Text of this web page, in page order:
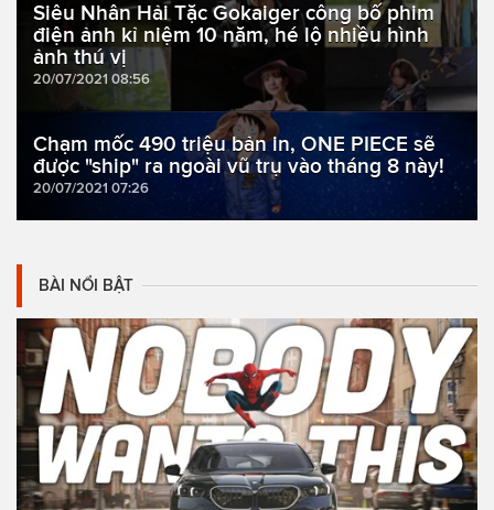
Siêu Nhân Hải Tặc Gokaiger công bố phim
điện ảnh kỉ niệm 10 năm, hé lộ nhiều hình
ảnh thú vị
20/07/2021 08:56
Chạm mốc 490 triệu bản in, ONE PIECE sẽ
được "ship" ra ngoài vũ trụ vào tháng 8 này!
20/07/2021 07:26
BÀI NỔI BẬT